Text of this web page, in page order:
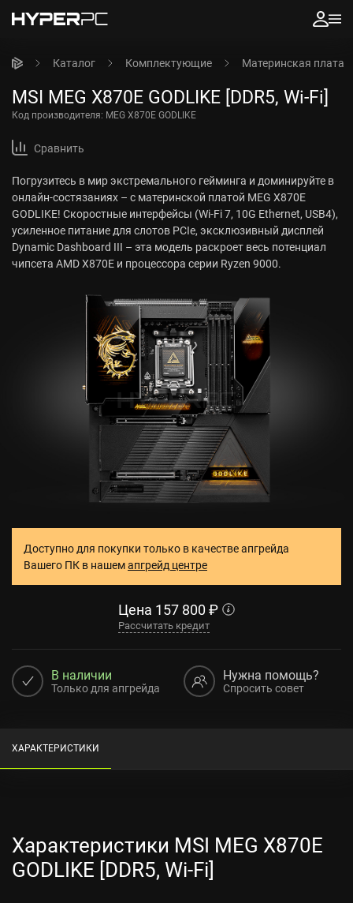
Каталог Комплектующие Материнская плата
MSI MEG X870E GODLIKE [DDR5, Wi-Fi]
Код производителя: MEG X870E GODLIKE
Сравнить
Погрузитесь в мир экстремального гейминга и доминируйте в
онлайн-состязаниях – с материнской платой MEG X870E
GODLIKE! Скоростные интерфейсы (Wi-Fi 7, 10G Ethernet, USB4),
усиленное питание для слотов PCIe, эксклюзивный дисплей
Dynamic Dashboard III – эта модель раскроет весь потенциал
чипсета AMD X870E и процессора серии Ryzen 9000.
Доступно для покупки только в качестве апгрейда
Вашего ПК в нашемапгрейд центре
Цена 157 800 ₽
Рассчитать кредит
В наличии
Только для апгрейда
Нужна помощь?
Спросить совет
ХАРАКТЕРИСТИКИ
Характеристики MSI MEG X870E
GODLIKE [DDR5, Wi-Fi]